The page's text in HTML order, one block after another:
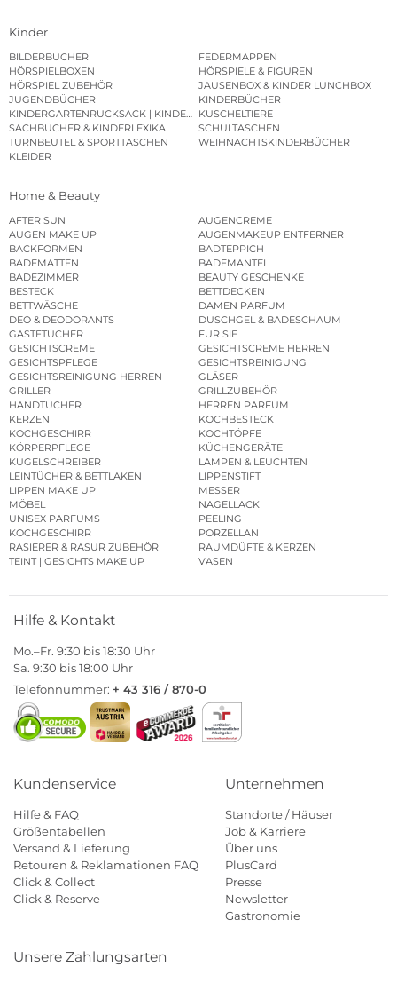
Kinder
BILDERBÜCHER
FEDERMAPPEN
HÖRSPIELBOXEN
HÖRSPIELE & FIGUREN
HÖRSPIEL ZUBEHÖR
JAUSENBOX & KINDER LUNCHBOX
JUGENDBÜCHER
KINDERBÜCHER
KINDERGARTENRUCKSACK | KINDERGARTENBEUTEL
KUSCHELTIERE
SACHBÜCHER & KINDERLEXIKA
SCHULTASCHEN
TURNBEUTEL & SPORTTASCHEN
WEIHNACHTSKINDERBÜCHER
KLEIDER
Home & Beauty
AFTER SUN
AUGENCREME
AUGEN MAKE UP
AUGENMAKEUP ENTFERNER
BACKFORMEN
BADTEPPICH
BADEMATTEN
BADEMÄNTEL
BADEZIMMER
BEAUTY GESCHENKE
BESTECK
BETTDECKEN
BETTWÄSCHE
DAMEN PARFUM
DEO & DEODORANTS
DUSCHGEL & BADESCHAUM
GÄSTETÜCHER
FÜR SIE
GESICHTSCREME
GESICHTSCREME HERREN
GESICHTSPFLEGE
GESICHTSREINIGUNG
GESICHTSREINIGUNG HERREN
GLÄSER
GRILLER
GRILLZUBEHÖR
HANDTÜCHER
HERREN PARFUM
KERZEN
KOCHBESTECK
KOCHGESCHIRR
KOCHTÖPFE
KÖRPERPFLEGE
KÜCHENGERÄTE
KUGELSCHREIBER
LAMPEN & LEUCHTEN
LEINTÜCHER & BETTLAKEN
LIPPENSTIFT
LIPPEN MAKE UP
MESSER
MÖBEL
NAGELLACK
UNISEX PARFUMS
PEELING
KOCHGESCHIRR
PORZELLAN
RASIERER & RASUR ZUBEHÖR
RAUMDÜFTE & KERZEN
TEINT | GESICHTS MAKE UP
VASEN
Hilfe & Kontakt
Mo.–Fr. 9:30 bis 18:30 Uhr
Sa. 9:30 bis 18:00 Uhr
Telefonnummer: + 43 316 / 870-0
Kundenservice
Hilfe & FAQ
Größentabellen
Versand & Lieferung
Retouren & Reklamationen FAQ
Click & Collect
Click & Reserve
Unternehmen
Standorte / Häuser
Job & Karriere
Über uns
PlusCard
Presse
Newsletter
Gastronomie
Unsere Zahlungsarten